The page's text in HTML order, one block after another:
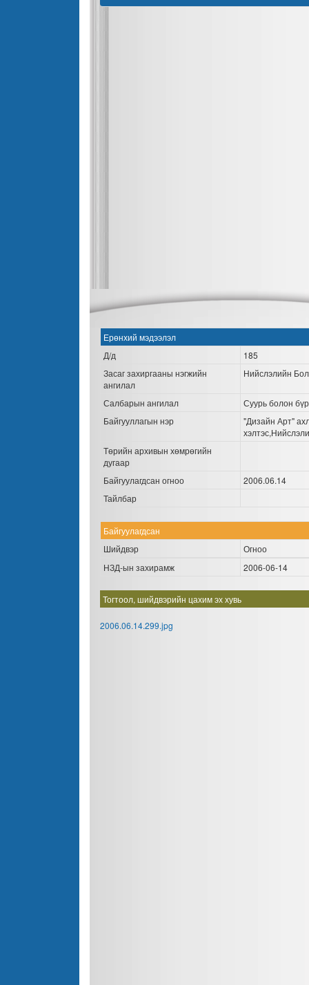
Ерөнхий мэдээлэл
Д/д
185
Засаг захиргааны нэгжийн
ангилал
Нийслэлийн
Салбарын ангилал
Суурь болон
Байгууллагын нэр
"Дизайн Арт"
Төрийн архивын хөмрөгийн
дугаар
Байгуулагдсан огноо
2006.06.14
Тайлбар
Байгуулагдсан
Шийдвэр
Огноо
НЗД-ын захирамж
2006-06-14
Тогтоол, шийдвэрийн цахим эх хувь
2006.06.14.299.jpg